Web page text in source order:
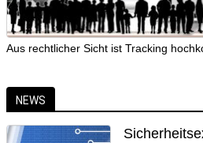
Aus rechtlicher Sicht ist Tracking
NEWS